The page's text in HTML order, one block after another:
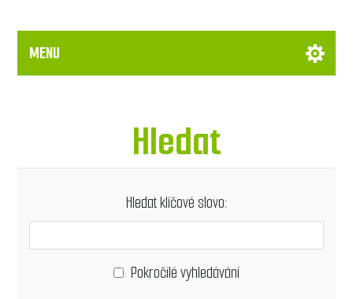
MENU
Hledat
Hledat klíčové slovo:
Pokročilé vyhledávání